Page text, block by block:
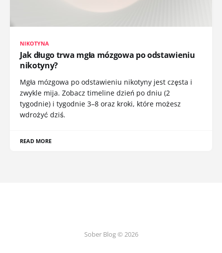
NIKOTYNA
Jak długo trwa mgła mózgowa po odstawieniu
nikotyny?
Mgła mózgowa po odstawieniu nikotyny jest częsta i
zwykle mija. Zobacz timeline dzień po dniu (2
tygodnie) i tygodnie 3–8 oraz kroki, które możesz
wdrożyć dziś.
READ MORE
Sober Blog © 2026